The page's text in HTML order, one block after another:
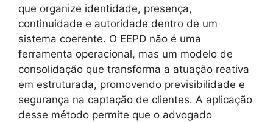
que organize identidade, presença,
continuidade e autoridade dentro de um
sistema coerente. O EEPD não é uma
ferramenta operacional, mas um modelo de
consolidação que transforma a atuação reativa
em estruturada, promovendo previsibilidade e
segurança na captação de clientes. A aplicação
desse método permite que o advogado